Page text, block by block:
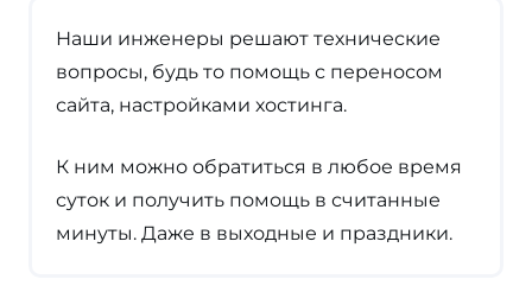
Наши инженеры решают технические
вопросы, будь то помощь с переносом
сайта, настройками хостинга.
К ним можно обратиться в любое время
суток и получить помощь в считанные
минуты. Даже в выходные и праздники.